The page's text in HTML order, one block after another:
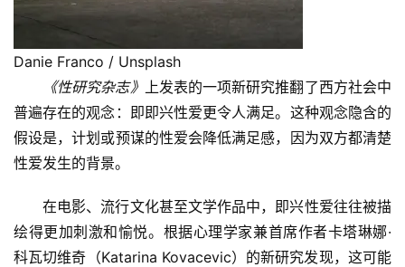
Danie Franco / Unsplash
《性研究杂志》 上发表的一项新研究推翻了西方社会中
普遍存在的观念：即即兴性爱更令人满足。这种观念隐含的
假设是，计划或预谋的性爱会降低满足感，因为双方都清楚
性爱发生的背景。
在电影、流行文化甚至文学作品中，即兴性爱往往被描
绘得更加刺激和愉悦。根据心理学家兼首席作者卡塔琳娜·
科瓦切维奇（Katarina Kovacevic）的新研究发现，这可能